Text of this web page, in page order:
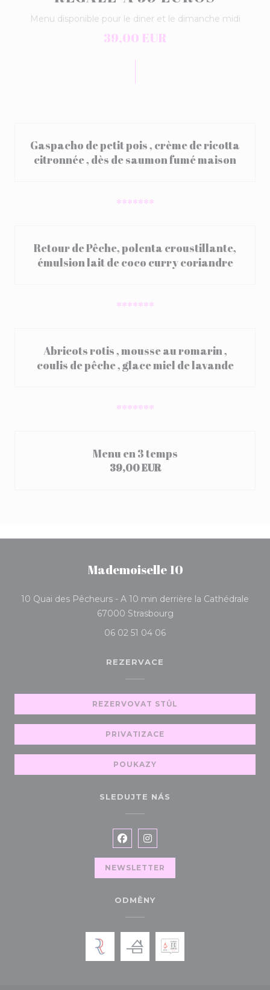
Menu disponible pour le diner et le dimanche midi
39,00 EUR
Gaspacho de petit pois , crème de ricotta
citronnée , dès de saumon fumé maison
*******
Retour de Pêche, polenta croustillante,
émulsion lait de coco curry coriandre
*******
Abricots rotis , mousse au romarin ,
coulis de pêche , glace miel de lavande
*******
Menu en 3 temps
39,00 EUR
Mademoiselle 10
10 Quai des Pêcheurs - A 10 min derrière la Cathédrale
67000 Strasbourg((otevře se v novém
06 02 51 04 06
REZERVACE
REZERVOVAT STŮL
PRIVATIZACE
POUKAZY
SLEDUJTE NÁS
Facebook ((otevře se v novém
Instagram ((otevře se v
NEWSLETTER
ODMĚNY